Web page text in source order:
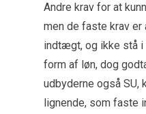
Andre krav for at
men de faste krav er
indtægt, og ikke stå
form af løn, dog
udbyderne også SU,
lignende, som faste